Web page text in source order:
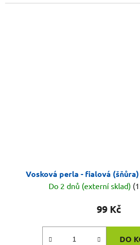
Vosková perla - fialová (šňůra)
Do 2 dnů (externí sklad)
99 Kč
DO